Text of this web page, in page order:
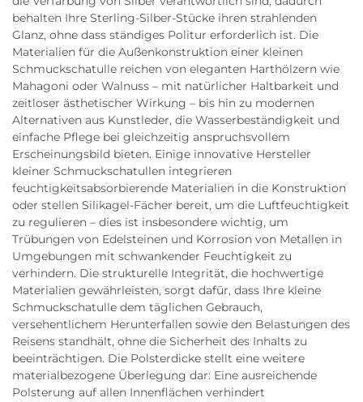
behalten Ihre Sterling-Silber-Stücke ihren strahlenden
Glanz, ohne dass ständiges Politur erforderlich ist. Die
Materialien für die Außenkonstruktion einer kleinen
Schmuckschatulle reichen von eleganten Harthölzern wie
Mahagoni oder Walnuss – mit natürlicher Haltbarkeit und
zeitloser ästhetischer Wirkung – bis hin zu modernen
Alternativen aus Kunstleder, die Wasserbeständigkeit und
einfache Pflege bei gleichzeitig anspruchsvollem
Erscheinungsbild bieten. Einige innovative Hersteller
kleiner Schmuckschatullen integrieren
feuchtigkeitsabsorbierende Materialien in die Konstruktion
oder stellen Silikagel-Fächer bereit, um die Luftfeuchtigkeit
zu regulieren – dies ist insbesondere wichtig, um
Trübungen von Edelsteinen und Korrosion von Metallen in
Umgebungen mit schwankender Feuchtigkeit zu
verhindern. Die strukturelle Integrität, die hochwertige
Materialien gewährleisten, sorgt dafür, dass Ihre kleine
Schmuckschatulle dem täglichen Gebrauch,
versehentlichem Herunterfallen sowie den Belastungen des
Reisens standhält, ohne die Sicherheit des Inhalts zu
beeinträchtigen. Die Polsterdicke stellt eine weitere
materialbezogene Überlegung dar: Eine ausreichende
Polsterung auf allen Innenflächen verhindert